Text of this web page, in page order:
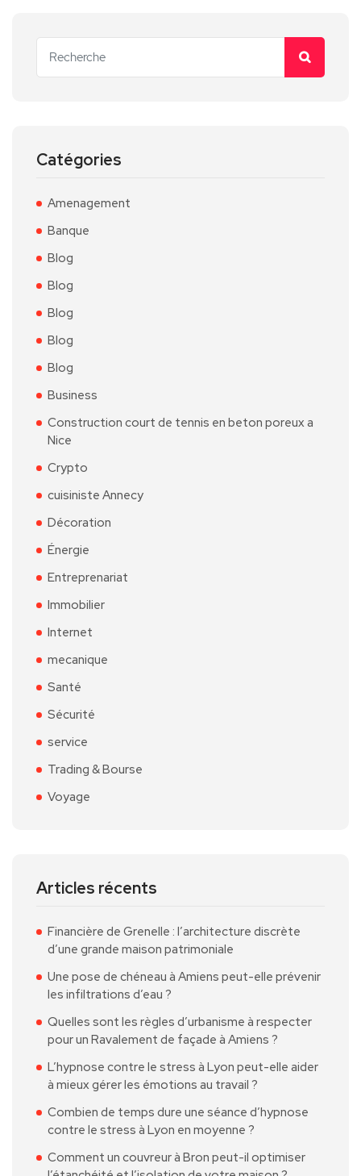
Catégories
Amenagement
Banque
Blog
Blog
Blog
Blog
Blog
Business
Construction court de tennis en beton poreux a
Nice
Crypto
cuisiniste Annecy
Décoration
Énergie
Entreprenariat
Immobilier
Internet
mecanique
Santé
Sécurité
service
Trading & Bourse
Voyage
Articles récents
Financière de Grenelle : l’architecture discrète
d’une grande maison patrimoniale
Une pose de chéneau à Amiens peut-elle prévenir
les infiltrations d’eau ?
Quelles sont les règles d’urbanisme à respecter
pour un Ravalement de façade à Amiens ?
L’hypnose contre le stress à Lyon peut-elle aider
à mieux gérer les émotions au travail ?
Combien de temps dure une séance d’hypnose
contre le stress à Lyon en moyenne ?
Comment un couvreur à Bron peut-il optimiser